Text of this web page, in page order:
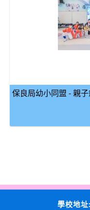
保良局幼小同盟 - 親
學校地